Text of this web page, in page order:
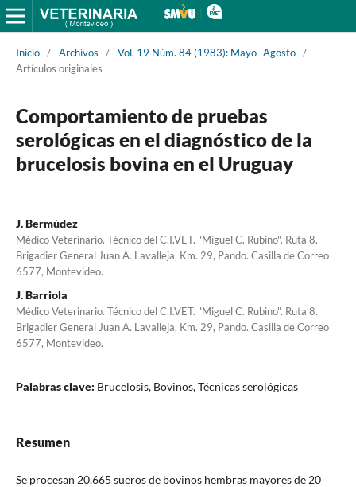
Inicio / Archivos / Vol. 19 Núm. 84 (1983): Mayo -Agosto /
Artículos originales
Comportamiento de pruebas
serológicas en el diagnóstico de la
brucelosis bovina en el Uruguay
J. Bermúdez
Médico Veterinario. Técnico del C.I.VET. "Miguel C. Rubino". Ruta 8.
Brigadier General Juan A. Lavalleja, Km. 29, Pando. Casilla de Correo
6577, Montevideo.
J. Barriola
Médico Veterinario. Técnico del C.I.VET. "Miguel C. Rubino". Ruta 8.
Brigadier General Juan A. Lavalleja, Km. 29, Pando. Casilla de Correo
6577, Montevideo.
Palabras clave: Brucelosis, Bovinos, Técnicas serológicas
Resumen
Se procesan 20.665 sueros de bovinos hembras mayores de 20